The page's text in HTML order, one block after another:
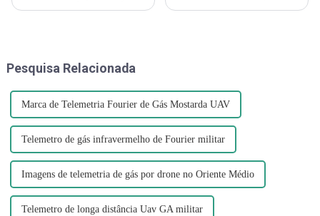
compreensível...
Pesquisa Relacionada
Marca de Telemetria Fourier de Gás Mostarda UAV
Telemetro de gás infravermelho de Fourier militar
Imagens de telemetria de gás por drone no Oriente Médio
Telemetro de longa distância Uav GA militar